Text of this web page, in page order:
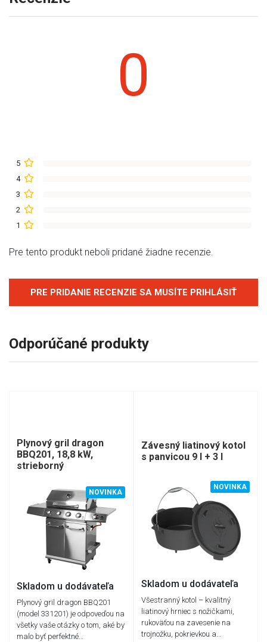
0
5
4
3
2
1
Pre tento produkt neboli pridané žiadne recenzie.
PRE PRIDANIE RECENZIE SA MUSÍTE PRIHLÁSIŤ
Odporúčané produkty
Plynový gril dragon
BBQ201, 18,8 kW,
strieborný
NOVINKA
Skladom u dodávateľa
Plynový gril dragon BBQ201
(model 331201) je odpoveďou na
všetky vaše otázky o tom, aké by
malo byť perfektné…
Závesný liatinový kotol
s panvicou 9 l + 3 l
NOVINKA
Skladom u dodávateľa
Všestranný kotol – kvalitný
liatinový hrniec s nožičkami,
rukoväťou na zavesenie na
trojnožku, pokrievkou a…